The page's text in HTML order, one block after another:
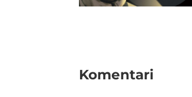
Komentari